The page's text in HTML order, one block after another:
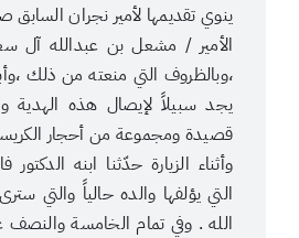
ينوي تقديمها لأمير نجران
الأمير / مشعل بن عبدالله آل
،وبالظروف التي منعته من ذلك
يجد سبيلاً لإيصال هذه الهدية
قصيدة ومجموعة من أحجار
وأثناء الزيارة حدّثنا ابنه
التي يؤلفها والده حالياً والتي
الله . وفي تمام الخامسة والنصف